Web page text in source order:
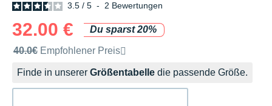
3.5 / 5 - 2 Bewertungen
32.00 €
Du sparst 20%
Unverbindliche Preisempfehlung der Marke
40.0€ Empfohlener Preis
Finde in unserer Größentabelle die passende Größe.